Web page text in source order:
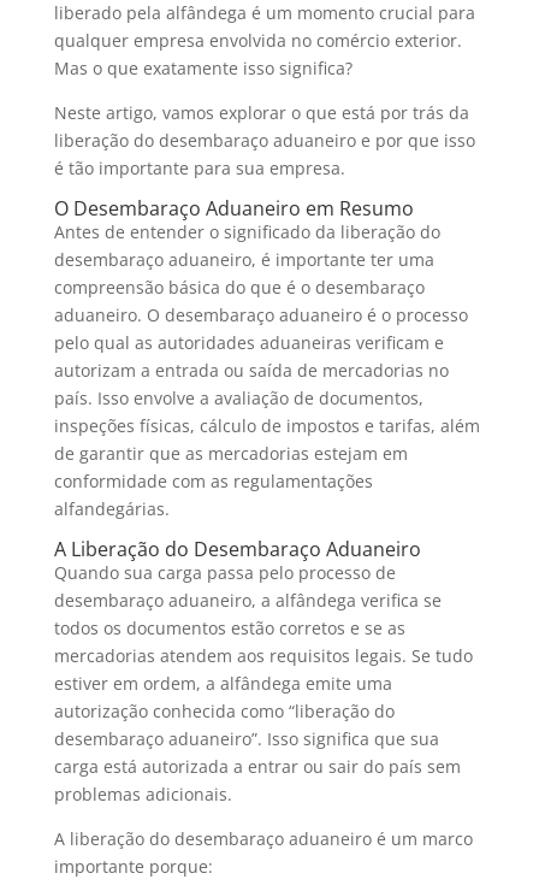
liberado pela alfândega é um momento crucial para
qualquer empresa envolvida no comércio exterior.
Mas o que exatamente isso significa?
Neste artigo, vamos explorar o que está por trás da
liberação do desembaraço aduaneiro e por que isso
é tão importante para sua empresa.
O Desembaraço Aduaneiro em Resumo
Antes de entender o significado da liberação do
desembaraço aduaneiro, é importante ter uma
compreensão básica do que é o desembaraço
aduaneiro. O desembaraço aduaneiro é o processo
pelo qual as autoridades aduaneiras verificam e
autorizam a entrada ou saída de mercadorias no
país. Isso envolve a avaliação de documentos,
inspeções físicas, cálculo de impostos e tarifas, além
de garantir que as mercadorias estejam em
conformidade com as regulamentações
alfandegárias.
A Liberação do Desembaraço Aduaneiro
Quando sua carga passa pelo processo de
desembaraço aduaneiro, a alfândega verifica se
todos os documentos estão corretos e se as
mercadorias atendem aos requisitos legais. Se tudo
estiver em ordem, a alfândega emite uma
autorização conhecida como “liberação do
desembaraço aduaneiro”. Isso significa que sua
carga está autorizada a entrar ou sair do país sem
problemas adicionais.
A liberação do desembaraço aduaneiro é um marco
importante porque: